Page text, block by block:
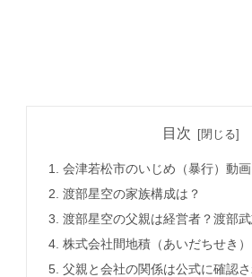
目次
会津若松市のいじめ（暴行）動画
渡部星空の家族構成は？
渡部星空の父親は経営者？渡部
株式会社間地積（あいだちせき
父親と会社の関係は公式に確認